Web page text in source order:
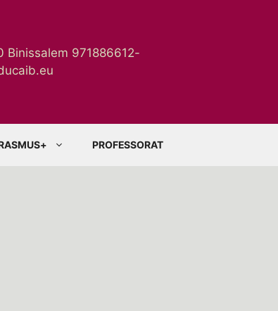
Binissalem 971886612-
PROFESSORAT